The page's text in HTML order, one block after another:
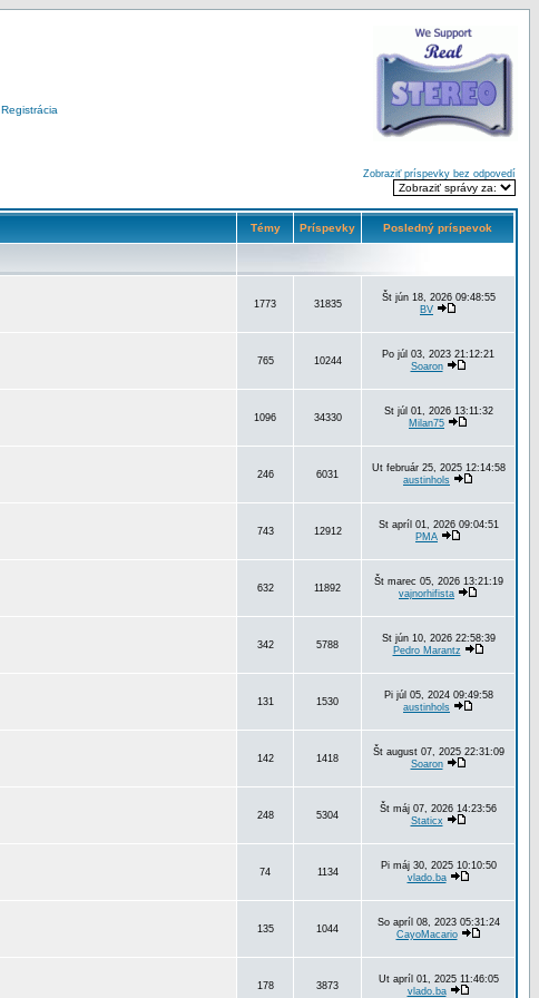
Registrácia
Zobraziť príspevky bez odpovedí
Témy Príspevky Posledný príspevok
1773 31835
Št jún 18, 2026 09:48:55
BV
765 10244
Po júl 03, 2023 21:12:21
Soaron
1096 34330
St júl 01, 2026 13:11:32
Milan75
246 6031
Ut február 25, 2025 12:14:58
austinhols
743 12912
St apríl 01, 2026 09:04:51
PMA
632 11892
Št marec 05, 2026 13:21:19
vajnorhifista
342 5788
St jún 10, 2026 22:58:39
Pedro Marantz
131 1530
Pi júl 05, 2024 09:49:58
austinhols
142 1418
Št august 07, 2025 22:31:09
Soaron
248 5304
Št máj 07, 2026 14:23:56
Staticx
74 1134
Pi máj 30, 2025 10:10:50
vlado.ba
135 1044
So apríl 08, 2023 05:31:24
CayoMacario
178 3873
Ut apríl 01, 2025 11:46:05
vlado.ba